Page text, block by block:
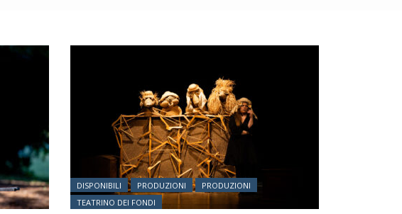
Posted in:
DISPONIBILI PRODUZIONI
PRODUZIONI
TEATRINO DEI FONDI